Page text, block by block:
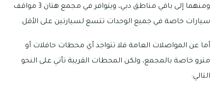
ومنهما إلى باقي مناطق دبي، ويتوافر في مجمع هتان 3 مواقف
سيارات خاصة في جميع الوحدات تتسع لسيارتين على الأقل.
أما عن المواصلات العامة فلا تتواجد أي محطات حافلات أو
مترو خاصة بالمجمع، ولكن المحطات القريبة تأتي على النحو
التالي: